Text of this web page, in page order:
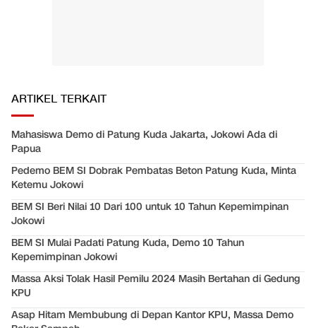
ARTIKEL TERKAIT
Mahasiswa Demo di Patung Kuda Jakarta, Jokowi Ada di
Papua
Pedemo BEM SI Dobrak Pembatas Beton Patung Kuda, Minta
Ketemu Jokowi
BEM SI Beri Nilai 10 Dari 100 untuk 10 Tahun Kepemimpinan
Jokowi
BEM SI Mulai Padati Patung Kuda, Demo 10 Tahun
Kepemimpinan Jokowi
Massa Aksi Tolak Hasil Pemilu 2024 Masih Bertahan di Gedung
KPU
Asap Hitam Membubung di Depan Kantor KPU, Massa Demo